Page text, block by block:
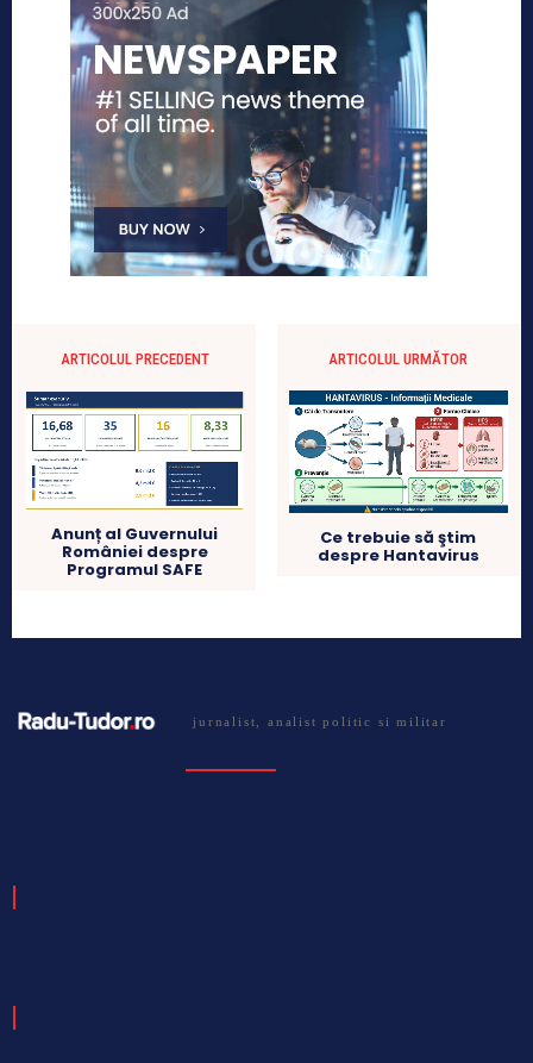
ARTICOLUL PRECEDENT
Anunț al Guvernului
României despre
Programul SAFE
ARTICOLUL URMĂTOR
Ce trebuie să ştim
despre Hantavirus
jurnalist, analist politic si militar